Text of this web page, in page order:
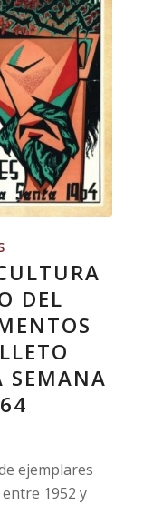
DEL
SEMANA
ejemplares
1952 y